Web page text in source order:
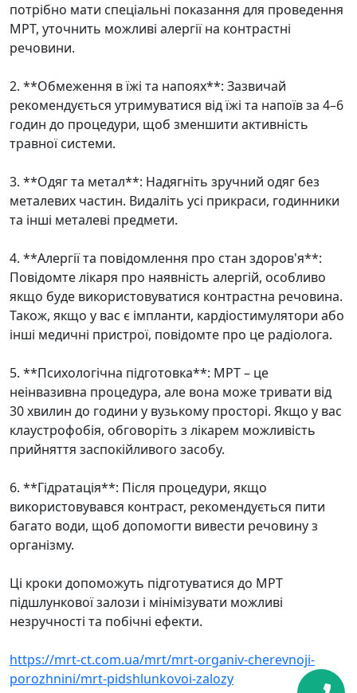
потрібно мати спеціальні показання для проведення
МРТ, уточнить можливі алергії на контрастні
речовини.
2. **Обмеження в їжі та напоях**: Зазвичай
рекомендується утримуватися від їжі та напоїв за 4–6
годин до процедури, щоб зменшити активність
травної системи.
3. **Одяг та метал**: Надягніть зручний одяг без
металевих частин. Видаліть усі прикраси, годинники
та інші металеві предмети.
4. **Алергії та повідомлення про стан здоров'я**:
Повідомте лікаря про наявність алергій, особливо
якщо буде використовуватися контрастна речовина.
Також, якщо у вас є імпланти, кардіостимулятори або
інші медичні пристрої, повідомте про це радіолога.
5. **Психологічна підготовка**: МРТ – це
неінвазивна процедура, але вона може тривати від
30 хвилин до години у вузькому просторі. Якщо у вас
клаустрофобія, обговоріть з лікарем можливість
прийняття заспокійливого засобу.
6. **Гідратація**: Після процедури, якщо
використовувався контраст, рекомендується пити
багато води, щоб допомогти вивести речовину з
організму.
Ці кроки допоможуть підготуватися до МРТ
підшлункової залози і мінімізувати можливі
незручності та побічні ефекти.
https://mrt-ct.com.ua/mrt/mrt-organiv-cherevnoji-
porozhnini/mrt-pidshlunkovoi-zalozy